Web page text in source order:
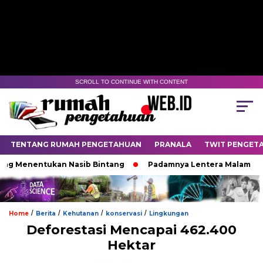
SCROLL TO CONTINUE WITH CONTENT
TENTANG RUMAH PENGETAHUAN PRANALA TWIT
Menentukan Nasib Bintang Padamnya Lentera Malam
Home / Berita / Kehutanan / konservasi / Lingkungan
Deforestasi Mencapai 462.400
Hektar